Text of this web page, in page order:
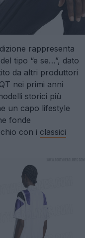
rappresenta
tipo “e se…”, dato
da altri produttori
nei primi anni
storici più
un capo lifestyle
fonde
con i classici